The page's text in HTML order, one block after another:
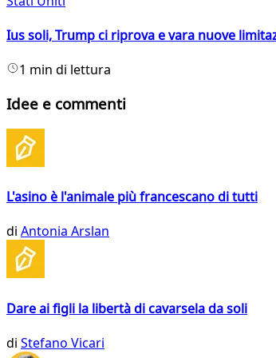
Ius soli, Trump ci riprova e vara nuove
1 min di lettura
Idee e commenti
L'asino è l'animale più francescano di tutti
di Antonia Arslan
Dare ai figli la libertà di cavarsela da soli
di Stefano Vicari